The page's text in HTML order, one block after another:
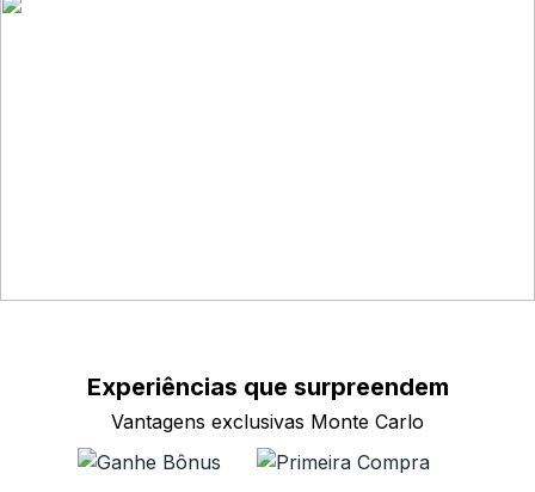
Experiências que surpreendem
Vantagens exclusivas Monte Carlo